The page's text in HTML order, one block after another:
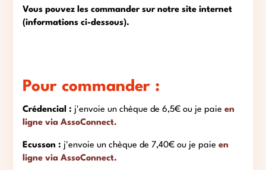
Vous pouvez les commander sur notre site internet
(informations ci-dessous).
Pour commander :
Crédencial : j'envoie un chèque de 6,5€ ou je paieen
ligne via AssoConnect.
Ecusson : j'envoie un chèque de 7,40€ ou je paieen
ligne via AssoConnect.